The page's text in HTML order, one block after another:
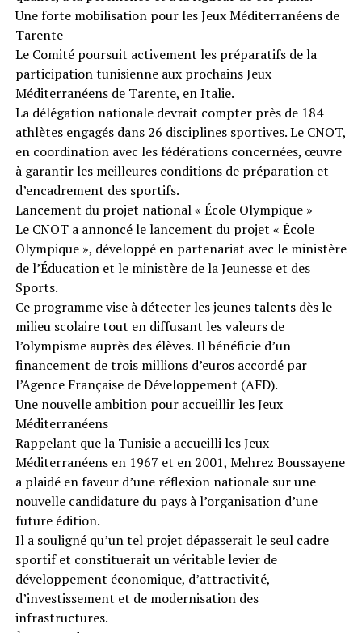
Une forte mobilisation pour les Jeux Méditerranéens de
Tarente
Le Comité poursuit activement les préparatifs de la
participation tunisienne aux prochains Jeux
Méditerranéens de Tarente, en Italie.
La délégation nationale devrait compter près de 184
athlètes engagés dans 26 disciplines sportives. Le CNOT,
en coordination avec les fédérations concernées, œuvre
à garantir les meilleures conditions de préparation et
d’encadrement des sportifs.
Lancement du projet national « École Olympique »
Le CNOT a annoncé le lancement du projet « École
Olympique », développé en partenariat avec le ministère
de l’Éducation et le ministère de la Jeunesse et des
Sports.
Ce programme vise à détecter les jeunes talents dès le
milieu scolaire tout en diffusant les valeurs de
l’olympisme auprès des élèves. Il bénéficie d’un
financement de trois millions d’euros accordé par
l’Agence Française de Développement (AFD).
Une nouvelle ambition pour accueillir les Jeux
Méditerranéens
Rappelant que la Tunisie a accueilli les Jeux
Méditerranéens en 1967 et en 2001, Mehrez Boussayene
a plaidé en faveur d’une réflexion nationale sur une
nouvelle candidature du pays à l’organisation d’une
future édition.
Il a souligné qu’un tel projet dépasserait le seul cadre
sportif et constituerait un véritable levier de
développement économique, d’attractivité,
d’investissement et de modernisation des
infrastructures.